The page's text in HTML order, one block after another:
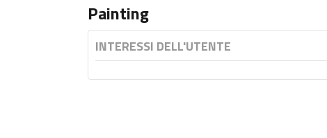
Painting
INTERESSI DELL'UTENTE